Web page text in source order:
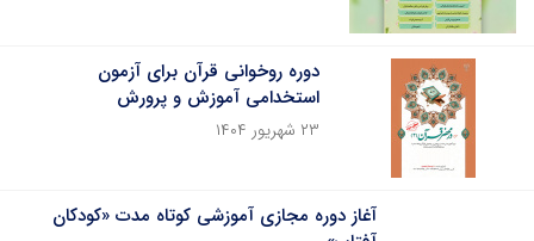
دوره روخوانی قرآن برای آزمون
استخدامی آموزش و پرورش
۲۳ شهریور ۱۴۰۴
آغاز دوره مجازی آموزشی کوتاه مدت «کودکان